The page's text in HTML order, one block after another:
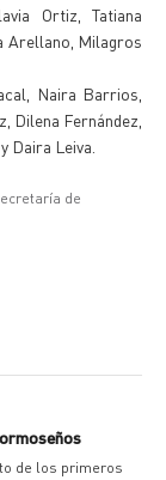
Ortiz, Tatiana
Arellano, Milagros
Naira Barrios,
Dilena Fernández,
Daira Leiva.
de
de los primeros